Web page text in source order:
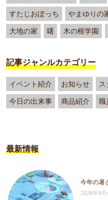
すたじおぽっち やまゆりの
大地の家 曙 木の根学園
記事ジャンルカテゴリー
イベント紹介 お知らせ
今日の出来事 商品紹介 職
最新情報
今年の暑
2026年8月